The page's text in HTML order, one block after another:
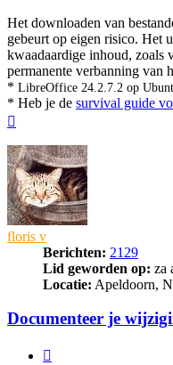
Het downloaden van
gebeurt op eigen risico. Het
kwaadaardige inhoud, zoals
permanente verbanning van
* LibreOffice 24.2.7.2 op
* Heb je de survival guide
floris v
Berichten: 2129
Lid geworden op: za
Locatie: Apeldoorn,
Documenteer je